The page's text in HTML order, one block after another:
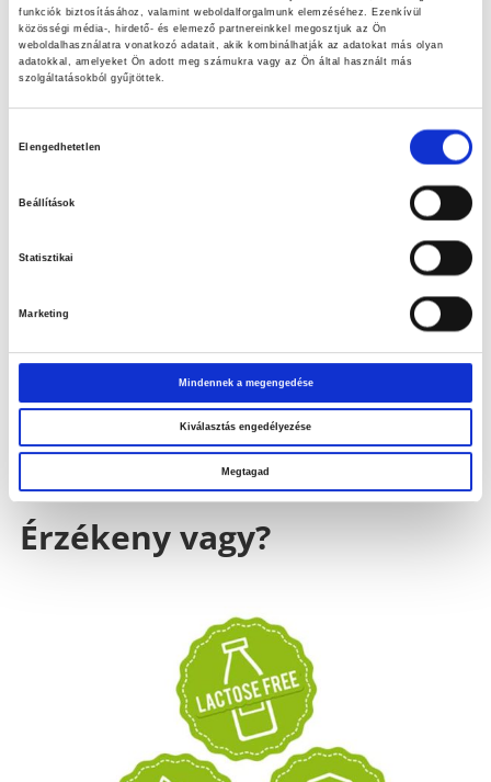
funkciók biztosításához, valamint weboldalforgalmunk elemzéséhez. Ezenkívül
közösségi média-, hirdető- és elemező partnereinkkel megosztjuk az Ön
weboldalhasználatra vonatkozó adatait, akik kombinálhatják az adatokat más olyan
adatokkal, amelyeket Ön adott meg számukra vagy az Ön által használt más
szolgáltatásokból gyűjtöttek.
Elengedhetetlen
Beállítások
Statisztikai
Marketing
Mindennek a megengedése
Kiválasztás engedélyezése
Megtagad
Megérkezett a PENCO cég hivatalos nyilatkozata a PENCO táplálék-
Érzékeny vagy?